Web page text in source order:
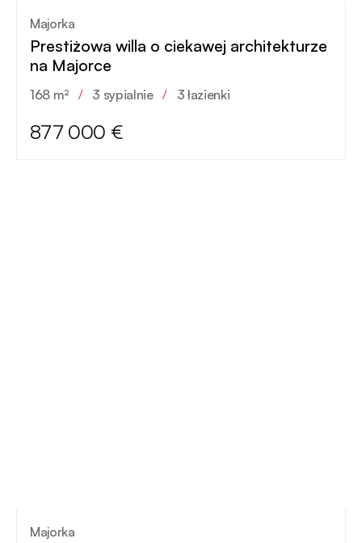
Majorka
Prestiżowa willa o ciekawej architekturze
na Majorce
168 m² / 3 sypialnie / 3 łazienki
877 000 €
Majorka